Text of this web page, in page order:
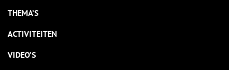
THEMA’S
ACTIVITEITEN
VIDEO’S